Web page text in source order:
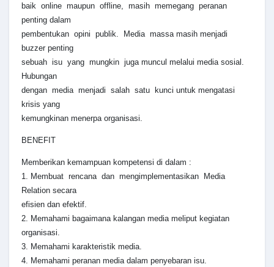
baik online maupun offline, masih memegang peranan
penting dalam
pembentukan opini publik. Media massa masih menjadi
buzzer penting
sebuah isu yang mungkin juga muncul melalui media sosial.
Hubungan
dengan media menjadi salah satu kunci untuk mengatasi
krisis yang
kemungkinan menerpa organisasi.
BENEFIT
Memberikan kemampuan kompetensi di dalam :
1. Membuat rencana dan mengimplementasikan Media
Relation secara
efisien dan efektif.
2. Memahami bagaimana kalangan media meliput kegiatan
organisasi.
3. Memahami karakteristik media.
4. Memahami peranan media dalam penyebaran isu.